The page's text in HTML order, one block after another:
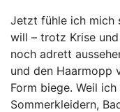
Jetzt fühle ich mich
will – trotz Krise
noch adrett
und den Haarmopp
Form biege. Weil
Sommerkleidern,